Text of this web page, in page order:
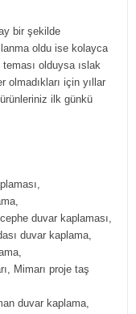
bir şekilde
oldu ise kolayca
olduysa ıslak
olmadıkları için yıllar
ilk günkü
duvar kaplaması,
duvar kaplama,
Mimarı proje taş
duvar kaplama,